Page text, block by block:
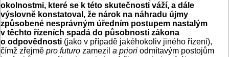
okolnostmi, které se k této skutečnosti váží, a dále
výslovně konstatoval, že nárok na náhradu újmy
způsobené nesprávným úředním postupem nastalým
v těchto řízeních spadá do působnosti zákona
o odpovědnosti (jako v případě jakéhokoliv jiného řízení),
čímž zřejmě pro futuro zamezil a priori odmítavým postojům